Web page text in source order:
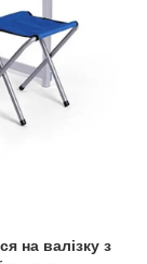
на валізку з